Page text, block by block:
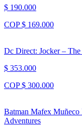
$ 190.000
COP $ 169.000
Dc Direct: Jocker –
$ 353.000
COP $ 300.000
Batman Mafex
Adventures